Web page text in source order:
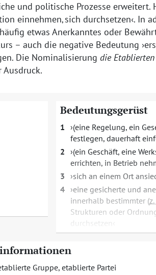
und politische Prozesse erweitert.
einnehmen‚ sich durchsetzen . In
etwas Anerkanntes oder
– auch die negative Bedeutung
Die Nominalisierung die Etablierten
Bedeutungsgerüst
1 (eine Regelung, ein
festlegen, dauerhaft
2
(ein Geschäft, eine
errichten, in Betrieb
3
sich an einem Ort
4
eine gesicherte und
innerhalb bestimmter (z.
Strukturen oder
durchsetzen
Gruppe, etablierte Partei